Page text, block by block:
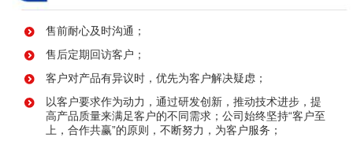
售前耐心及时沟通；
售后定期回访客户；
客户对产品有异议时，优先为客户解决疑虑；
以客户要求作为动力，通过研发创新，推动技术进步，提
高产品质量来满足客户的不同需求；公司始终坚持“客户至
上，合作共赢”的原则，不断努力，为客户服务；